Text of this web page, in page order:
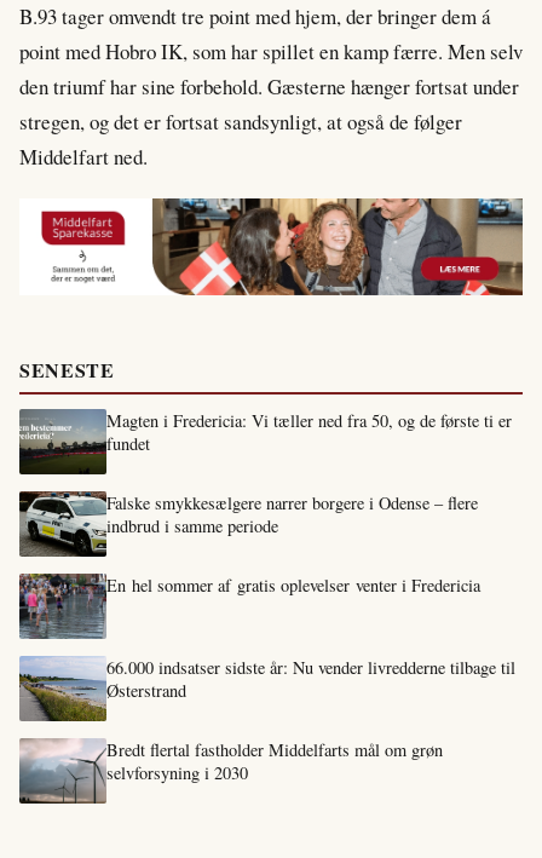
B.93 tager omvendt tre point med hjem, der bringer dem á
point med Hobro IK, som har spillet en kamp færre. Men selv
den triumf har sine forbehold. Gæsterne hænger fortsat under
stregen, og det er fortsat sandsynligt, at også de følger
Middelfart ned.
SENESTE
Magten i Fredericia: Vi tæller ned fra 50, og de første ti er
fundet
Falske smykkesælgere narrer borgere i Odense – flere
indbrud i samme periode
En hel sommer af gratis oplevelser venter i Fredericia
66.000 indsatser sidste år: Nu vender livredderne tilbage til
Østerstrand
Bredt flertal fastholder Middelfarts mål om grøn
selvforsyning i 2030